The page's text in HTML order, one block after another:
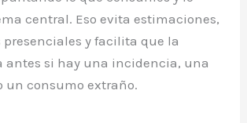
central. Eso evita estimaciones,
y facilita que la
antes si hay una incidencia, una
un consumo extraño.